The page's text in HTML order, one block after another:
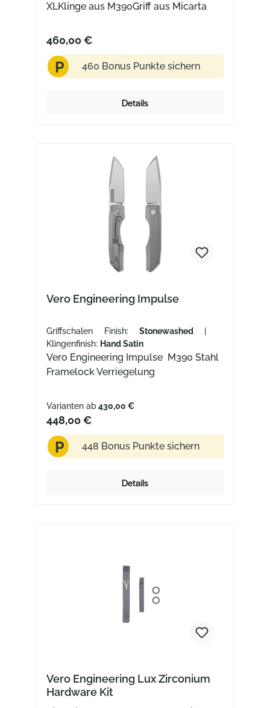
XLKlinge aus M390Griff aus Micarta
460,00 €
P 460 Bonus Punkte sichern
Details
Vero Engineering Impulse
Griffschalen Finish: Stonewashed
Klingenfinish: Hand Satin
Vero Engineering Impulse M390 Stahl
Framelock Verriegelung
Varianten ab430,00 €
448,00 €
P 448 Bonus Punkte sichern
Details
Vero Engineering Lux Zirconium
Hardware Kit